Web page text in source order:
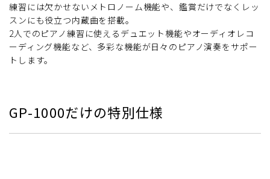
練習には欠かせないメトロノーム機能や、鑑賞だけでなくレッ
スンにも役立つ内蔵曲を搭載。
2人でのピアノ練習に使えるデュエット機能やオーディオレコ
ーディング機能など、多彩な機能が日々のピアノ演奏をサポー
トします。
GP-1000だけの特別仕様